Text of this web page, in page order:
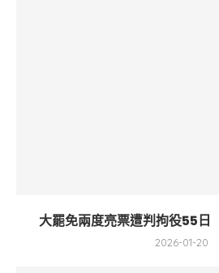
大罷免兩度亮票遭判拘役55
2026-01-20